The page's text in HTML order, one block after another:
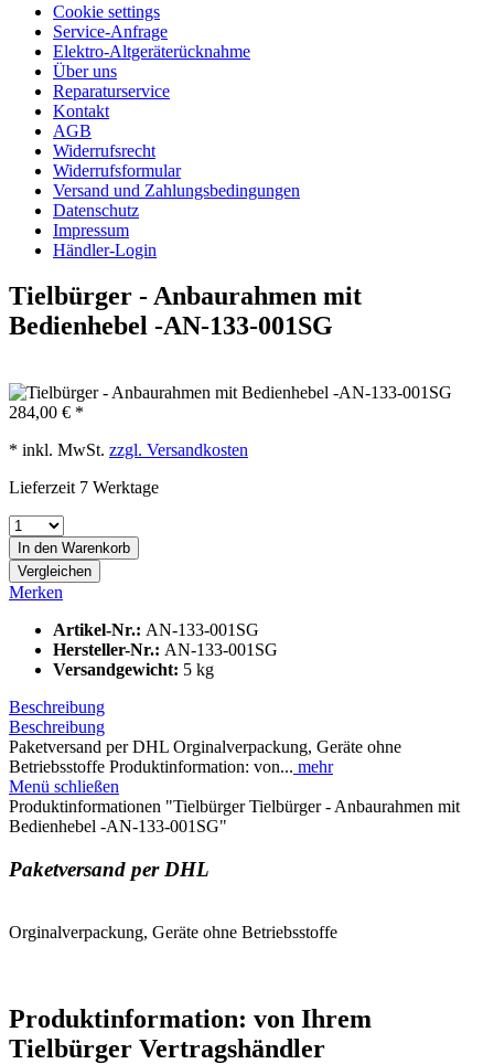
Cookie settings
Service-Anfrage
Elektro-Altgeräterücknahme
Über uns
Reparaturservice
Kontakt
AGB
Widerrufsrecht
Widerrufsformular
Versand und Zahlungsbedingungen
Datenschutz
Impressum
Händler-Login
Tielbürger - Anbaurahmen mit
Bedienhebel -AN-133-001SG
284,00 € *
* inkl. MwSt. zzgl. Versandkosten
Lieferzeit 7 Werktage
In den Warenkorb
Vergleichen
Merken
Artikel-Nr.: AN-133-001SG
Hersteller-Nr.: AN-133-001SG
Versandgewicht: 5 kg
Beschreibung
Beschreibung
Paketversand per DHL Orginalverpackung, Geräte ohne
Betriebsstoffe Produktinformation: von... mehr
Menü schließen
Produktinformationen "Tielbürger Tielbürger - Anbaurahmen mit
Bedienhebel -AN-133-001SG"
Paketversand per DHL
Orginalverpackung, Geräte ohne Betriebsstoffe
Produktinformation: von Ihrem
Tielbürger Vertragshändler